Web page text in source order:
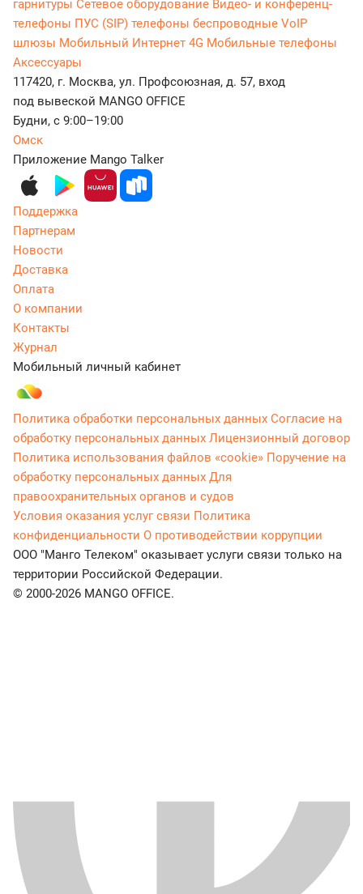
гарнитуры Сетевое оборудование Видео- и конференц-
телефоны ПУС (SIP) телефоны беспроводные VoIP
шлюзы Мобильный Интернет 4G Мобильные телефоны
Аксессуары
117420, г. Москва, ул. Профсоюзная, д. 57, вход
под вывеской MANGO OFFICE
Будни, с 9:00–19:00
Омск
Приложение Mango Talker
Поддержка
Партнерам
Новости
Доставка
Оплата
О компании
Контакты
Журнал
Мобильный личный кабинет
Политика обработки персональных данных Согласие на
обработку персональных данных Лицензионный договор
Политика использования файлов «cookie» Поручение на
обработку персональных данных Для
правоохранительных органов и судов
Условия оказания услуг связи Политика
конфиденциальности О противодействии коррупции
ООО "Манго Телеком" оказывает услуги связи только на
территории Российской Федерации.
© 2000-2026 MANGO OFFICE.